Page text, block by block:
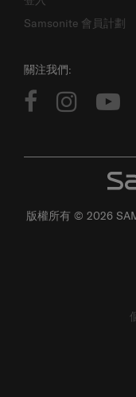
Samsonite 會員計劃